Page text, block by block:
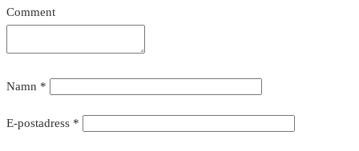
Comment
Namn *
E-postadress *